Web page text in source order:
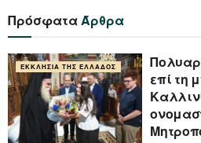
ΠρόσφαταΆρθρα
ΕΚΚΛΗΣΊΑ ΤΗΣ ΕΛΛΆΔΟΣ
επί τη